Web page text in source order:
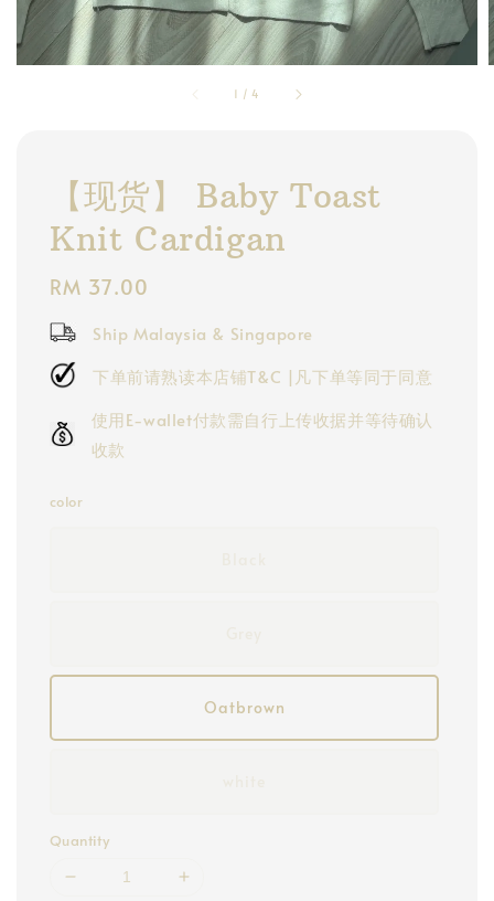
1 /4
【现货】 Baby Toast
Knit Cardigan
Regular
price
RM 37.00
Ship Malaysia & Singapore
下单前请熟读本店铺T&C |凡下单等同于同意
使用E-wallet付款需自行上传收据并等待确认
收款
color
Oatbrown
Quantity